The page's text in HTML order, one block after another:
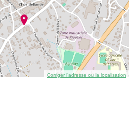
Corriger l’adresse ou la localisation